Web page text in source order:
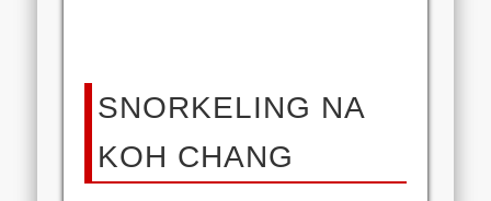
SNORKELING NA
KOH CHANG